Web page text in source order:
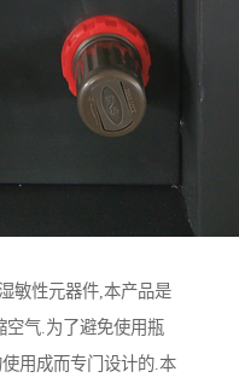
敏性元器件,本产品是
空气.为了避免使用瓶
用成而专门设计的.本